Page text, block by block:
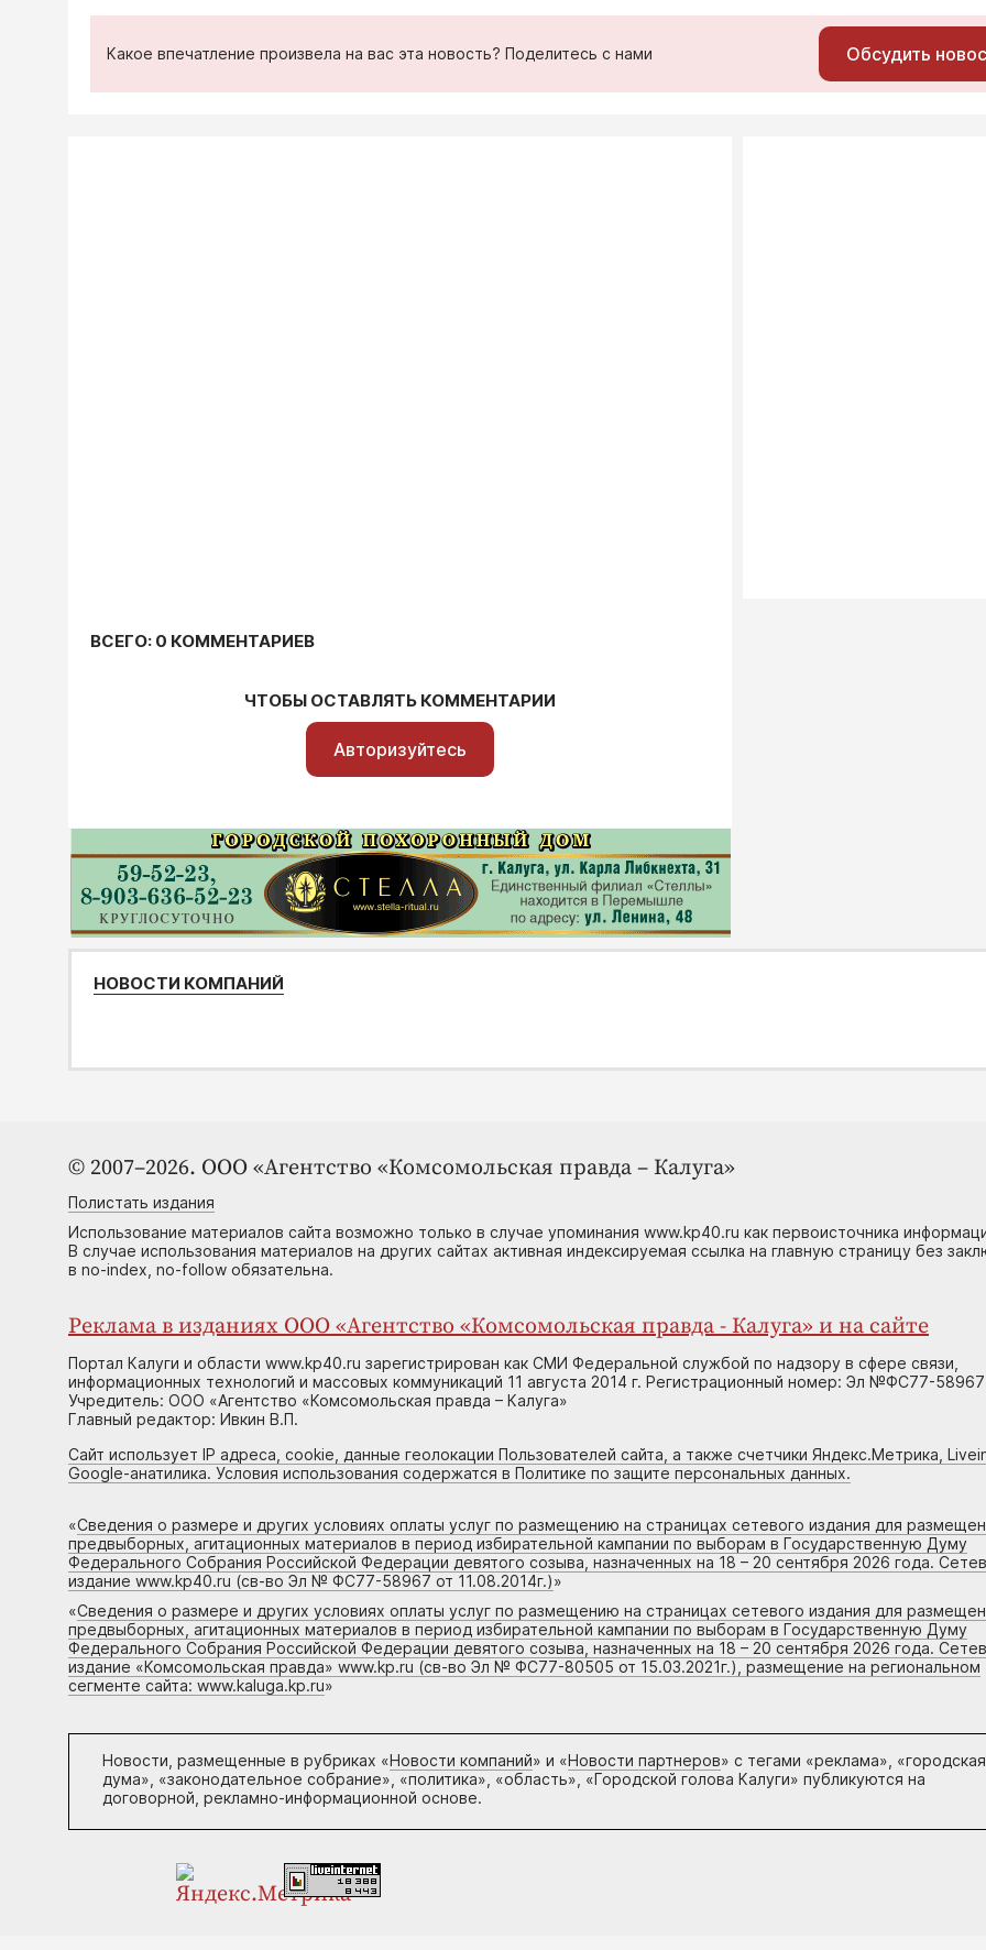
Какое впечатление произвела на вас эта новость? Поделитесь с нами Обсудить
ВСЕГО: 0 КОММЕНТАРИЕВ
ЧТОБЫ ОСТАВЛЯТЬ КОММЕНТАРИИ
Авторизуйтесь
НОВОСТИ КОМПАНИЙ
© 2007–2026. ООО «Агентство «Комсомольская правда – Калуга»
Полистать издания
Использование материалов сайта возможно только в случае упоминания www.kp40.ru как первоисточника
В случае использования материалов на других сайтах активная индексируемая ссылка на главную страницу без
в no-index, no-follow обязательна.
Реклама в изданиях ООО «Агентство «Комсомольская правда - Калуга» и на сайте
Портал Калуги и области www.kp40.ru зарегистрирован как СМИ Федеральной службой по надзору в сфере связи,
информационных технологий и массовых коммуникаций 11 августа 2014 г. Регистрационный номер: Эл №ФС77-58967
Учредитель: ООО «Агентство «Комсомольская правда – Калуга»
Главный редактор: Ивкин В.П.
Сайт использует IP адреса, cookie, данные геолокации Пользователей сайта, а также счетчики Яндекс.Метрика,
Google-анатилика. Условия использования содержатся в Политике по защите персональных данных.
«Сведения о размере и других условиях оплаты услуг по размещению на страницах сетевого издания для
предвыборных, агитационных материалов в период избирательной кампании по выборам в Государственную Думу
Федерального Собрания Российской Федерации девятого созыва, назначенных на 18 – 20 сентября 2026 года.
издание www.kp40.ru (св-во Эл № ФС77-58967 от 11.08.2014г.)»
«Сведения о размере и других условиях оплаты услуг по размещению на страницах сетевого издания для
предвыборных, агитационных материалов в период избирательной кампании по выборам в Государственную Думу
Федерального Собрания Российской Федерации девятого созыва, назначенных на 18 – 20 сентября 2026 года.
издание «Комсомольская правда» www.kp.ru (св-во Эл № ФС77-80505 от 15.03.2021г.), размещение на региональном
сегменте сайта: www.kaluga.kp.ru»
Новости, размещенные в рубриках «Новости компаний» и «Новости партнеров» с тегами «реклама», «городская
дума», «законодательное собрание», «политика», «область», «Городской голова Калуги» публикуются на
договорной, рекламно-информационной основе.